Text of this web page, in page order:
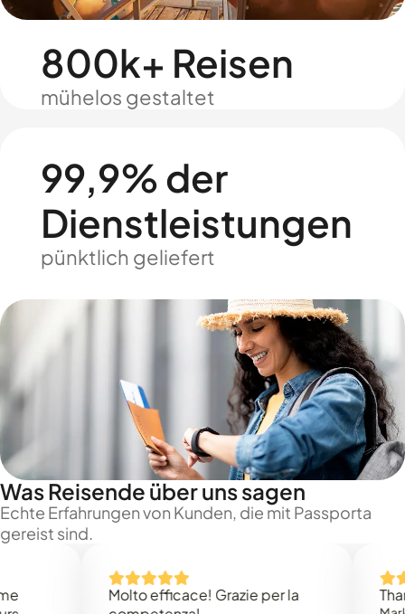
800k+ Reisen
mühelos gestaltet
99,9% der
Dienstleistungen
pünktlich geliefert
Was Reisende über uns sagen
Echte Erfahrungen von Kunden, die mit Passporta
gereist sind.
Molto efficace! Grazie per la
Thank